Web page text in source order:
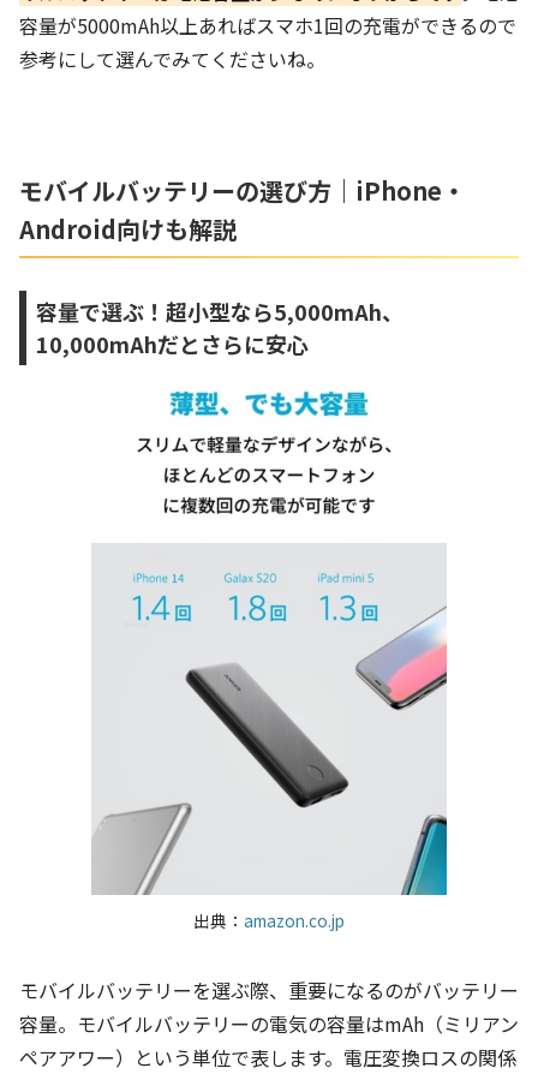
容量が5000mAh以上あればスマホ1回の充電ができるので
参考にして選んでみてくださいね。
モバイルバッテリーの選び方｜iPhone・
Android向けも解説
容量で選ぶ！超小型なら5,000mAh、
10,000mAhだとさらに安心
出典： amazon.co.jp
モバイルバッテリーを選ぶ際、重要になるのがバッテリー
容量。モバイルバッテリーの電気の容量はmAh（ミリアン
ペアアワー）という単位で表します。電圧変換ロスの関係